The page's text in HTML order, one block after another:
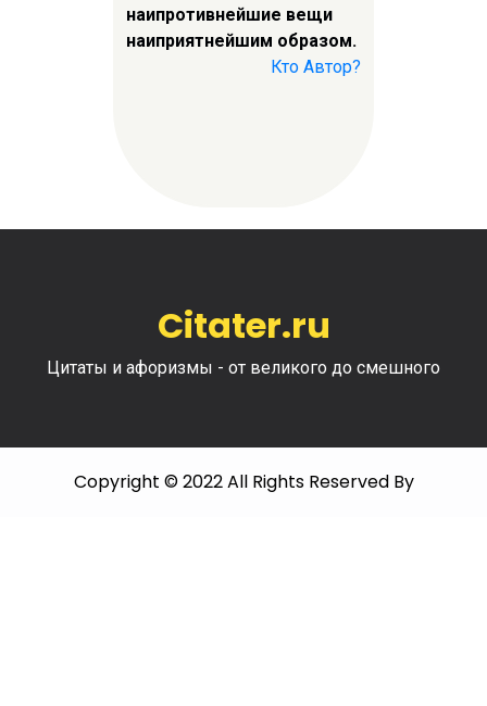
наипротивнейшие вещи
наиприятнейшим образом.
Кто Автор?
Citater.ru
Цитаты и афоризмы - от великого до смешного
Copyright © 2022 All Rights Reserved By